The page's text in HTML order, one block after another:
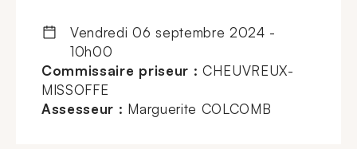
vendredi 06 septembre 2024 -
10h00
Commissaire priseur : CHEUVREUX-
MISSOFFE
Assesseur : Marguerite COLCOMB